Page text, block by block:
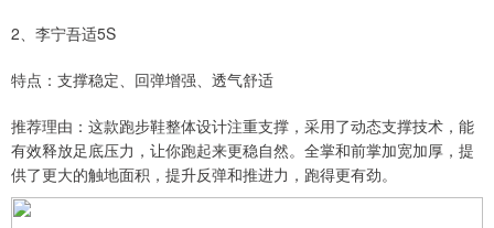
2、李宁吾适5S
特点：支撑稳定、回弹增强、透气舒适
推荐理由：这款跑步鞋整体设计注重支撑，采用了动态支撑技术，能
有效释放足底压力，让你跑起来更稳自然。全掌和前掌加宽加厚，提
供了更大的触地面积，提升反弹和推进力，跑得更有劲。